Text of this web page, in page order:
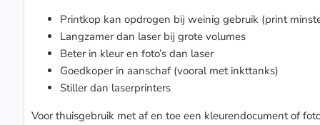
Printkop kan opdrogen bij weinig gebruik (print
Langzamer dan laser bij grote volumes
Beter in kleur en foto’s dan laser
Goedkoper in aanschaf (vooral met inkttanks)
Stiller dan laserprinters
Voor thuisgebruik met af en toe een kleurendocument of